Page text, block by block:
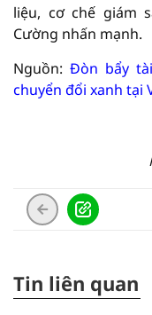
liệu, cơ chế giám
Cường nhấn mạnh.
Nguồn: Đòn bẩy
chuyển đổi xanh tại
Tin liên quan